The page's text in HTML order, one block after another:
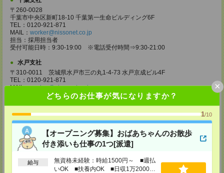
どちらのお仕事が気になりますか？
1/10
【オープニング募集】おばあちゃんのお散歩
付き添いも仕事の1つ[派遣]
給与
無資格未経験：時給1500円～ ■週払
いOK ■扶養内OK ■日収1万2000円
×
〒260-0028
千葉市中央区新町18-10 千葉第一生命ビルディング6F
TEL：0120-921-871
MAIL： worker@nissonet.co.jp
担当：採用担当者
受付可能日時：9:30-19:00 ※電話受付時間⇒9:30-21:00
水戸支社
〒310-0011 茨城県水戸市三の丸1-4-73 水戸京成ビル4F
TEL：0120-921-871
MAIL：worker@nissonet.co.jp
担当：採用担当者
宇都宮支社
〒320-0811 栃木県宇都宮市大通り1-2-11 フコク生命ビル4F
TEL：0120-921-871
MAIL：worker@nissonet.co.jp
担当：採用担当者
受付可能日時：9:30-19:00 ※電話受付時間⇒9:30-21:00